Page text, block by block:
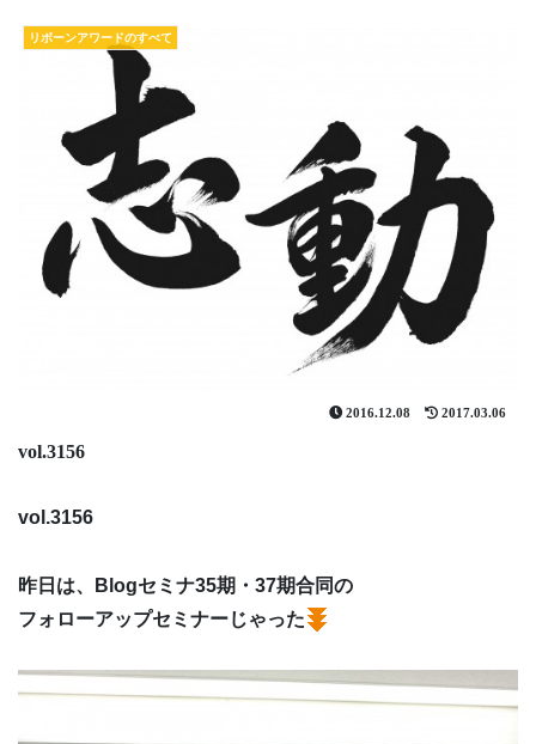
リボーンアワードのすべて
2016.12.08 2017.03.06
vol.3156
vol.3156
昨日は、Blogセミナ35期・37期合同の
フォローアップセミナーじゃった